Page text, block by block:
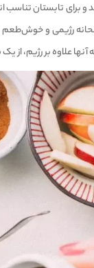
برای تابستان تناسب
رژیمی و خوش‌طعم
علاوه بر رژیم، از